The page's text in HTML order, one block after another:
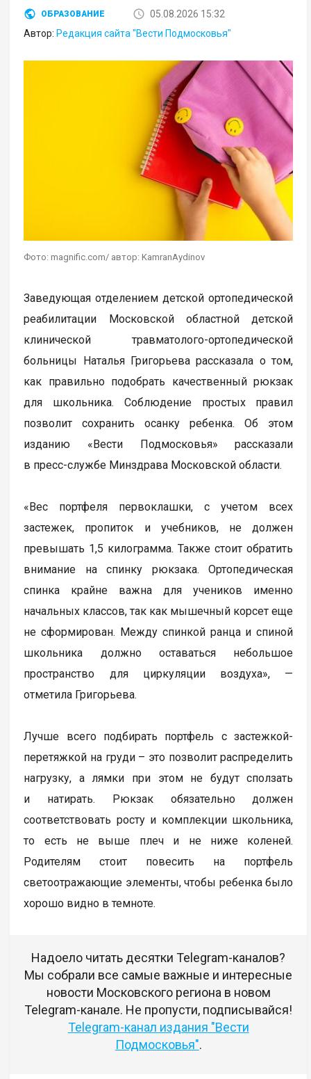
ОБРАЗОВАНИЕ
05.08.2026 15:32
Автор: Редакция сайта "Вести Подмосковья"
Фото: magnific.com/ автор: KamranAydinov
Заведующая отделением детской ортопедической
реабилитации Московской областной детской
клинической травматолого-ортопедической
больницы Наталья Григорьева рассказала о том,
как правильно подобрать качественный рюкзак
для школьника. Соблюдение простых правил
позволит сохранить осанку ребенка. Об этом
изданию «Вести Подмосковья» рассказали
в пресс-службе Минздрава Московской области.
«Вес портфеля первоклашки, с учетом всех
застежек, пропиток и учебников, не должен
превышать 1,5 килограмма. Также стоит обратить
внимание на спинку рюкзака. Ортопедическая
спинка крайне важна для учеников именно
начальных классов, так как мышечный корсет еще
не сформирован. Между спинкой ранца и спиной
школьника должно оставаться небольшое
пространство для циркуляции воздуха», —
отметила Григорьева.
Лучше всего подбирать портфель с застежкой-
перетяжкой на груди – это позволит распределить
нагрузку, а лямки при этом не будут сползать
и натирать. Рюкзак обязательно должен
соответствовать росту и комплекции школьника,
то есть не выше плеч и не ниже коленей.
Родителям стоит повесить на портфель
светоотражающие элементы, чтобы ребенка было
хорошо видно в темноте.
Надоело читать десятки Telegram-каналов?
Мы собрали все самые важные и интересные
новости Московского региона в новом
Telegram-канале. Не пропусти, подписывайся!
Telegram-канал издания "Вести
Подмосковья".